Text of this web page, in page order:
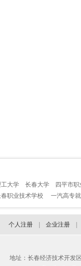
大学 长春大学
四平市
职业技术学校 一汽高专
个人注册 企业注册
地址：长春经济技术开发